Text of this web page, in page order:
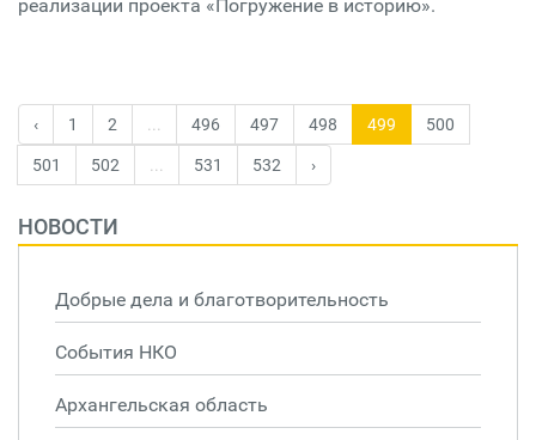
реализации проекта «Погружение в историю».
‹ 1 2 496 497 498 499 500
501 502 531 532 ›
НОВОСТИ
Добрые дела и благотворительность
События НКО
Архангельская область